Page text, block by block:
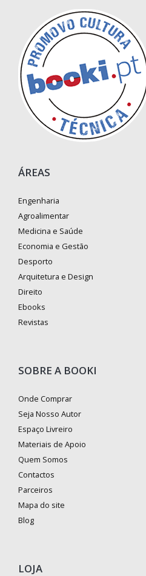
ÁREAS
Engenharia
Agroalimentar
Medicina e Saúde
Economia e Gestão
Desporto
Arquitetura e Design
Direito
Ebooks
Revistas
SOBRE A BOOKI
Onde Comprar
Seja Nosso Autor
Espaço Livreiro
Materiais de Apoio
Quem Somos
Contactos
Parceiros
Mapa do site
Blog
LOJA